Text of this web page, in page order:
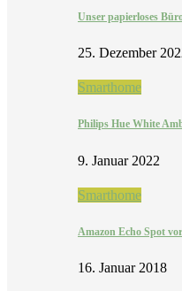
Unser papierloses
25. Dezember
Smarthome
Philips Hue White
9. Januar 2022
Smarthome
Amazon Echo Spot
16. Januar 2018